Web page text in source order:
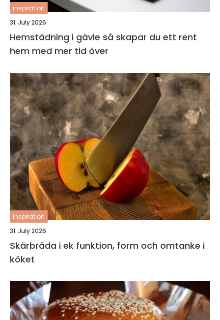
inspiration
31. July 2026
Hemstädning i gävle så skapar du ett rent
hem med mer tid över
inspiration
31. July 2026
Skärbräda i ek funktion, form och omtanke i
köket